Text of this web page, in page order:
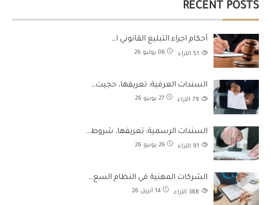
RECENT POSTS
أحكام اجراء التبليغ القانوني ا…
06 يوليو 26 الآراء
السندات العرفية: تعريفها، حجيت…
27 يونيو 26 الآراء
السندات الرسمية: تعريفها، شروط…
26 يونيو 26 الآراء
الشركات المهنية في النظام السع…
14 أبريل 26 الآراء